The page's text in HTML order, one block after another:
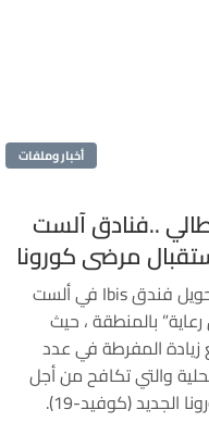
أخبار وملفات
..فنادق آلست
مرضى كورونا
وفقاً للأنباء الواردة ،تقرر تحويل فندق Ibis في ألست
بالمنطقة ، حيث
المفرطة في عدد
والتي تكافح من أجل
معالجة مرضى فيروس كورونا الجديد (كوفيد-19).